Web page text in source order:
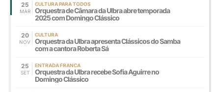
25
MAR
CULTURA PARA TODOS
Orquestra de Câmara da Ulbra abre temporada
2025 com Domingo Clássico
20
NOV
CULTURA
Orquestra da Ulbra apresenta Clássicos do Samba
com a cantora Roberta Sá
25
SET
ENTRADA FRANCA
Orquestra da Ulbra recebe Sofia Aguirre no
Domingo Clássico